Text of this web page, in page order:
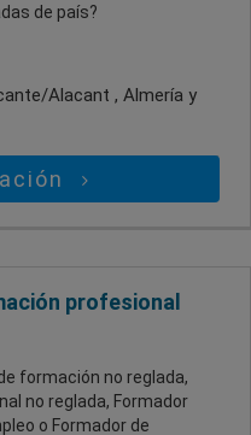
de país?
Alacant , Almería y
profesional
formación no reglada,
no reglada, Formador
o Formador de